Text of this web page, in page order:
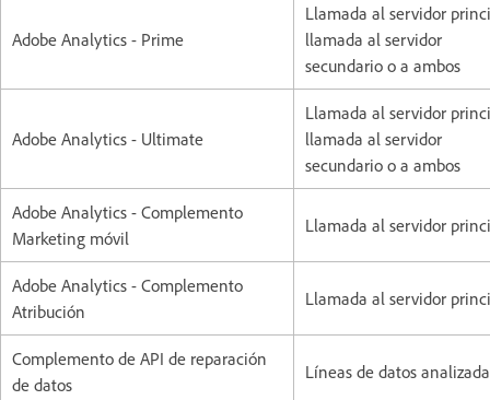
Adobe Analytics - Prime
Llamada al servidor
llamada al servidor
secundario o a ambos
Adobe Analytics - Ultimate
Llamada al servidor
llamada al servidor
secundario o a ambos
Adobe Analytics - Complemento
Marketing móvil
Llamada al servidor
Adobe Analytics - Complemento
Atribución
Llamada al servidor
Complemento de API de reparación
de datos
Líneas de datos